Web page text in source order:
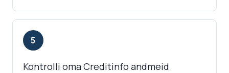
5
Kontrolli oma Creditinfo andmeid